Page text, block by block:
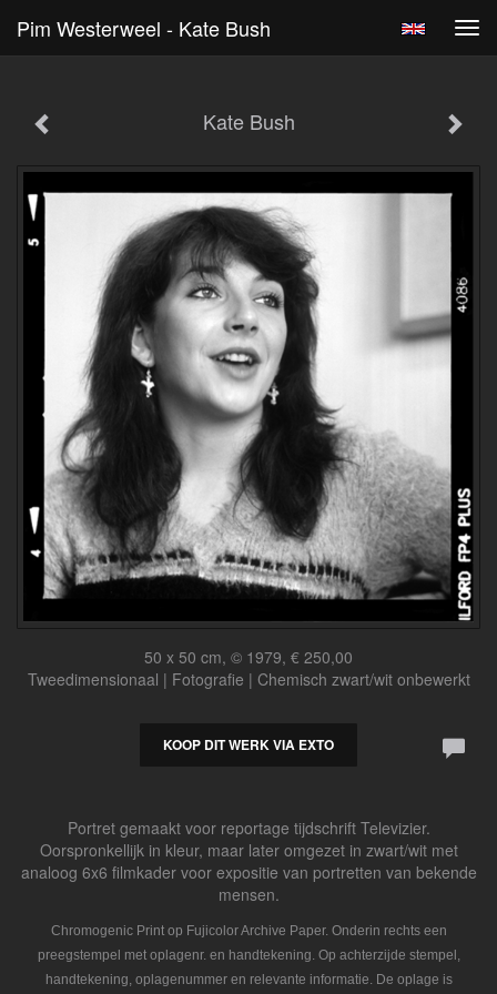
Pim Westerweel - Kate Bush
Kate Bush
50 x 50 cm, © 1979, € 250,00
Tweedimensionaal | Fotografie | Chemisch zwart/wit onbewerkt
KOOP DIT WERK VIA EXTO
Portret gemaakt voor reportage tijdschrift Televizier.
Oorspronkellijk in kleur, maar later omgezet in zwart/wit met
analoog 6x6 filmkader voor expositie van portretten van bekende
mensen.
Chromogenic Print op Fujicolor Archive Paper. Onderin rechts een
preegstempel met oplagenr. en handtekening. Op achterzijde stempel,
handtekening, oplagenummer en relevante informatie. De oplage is